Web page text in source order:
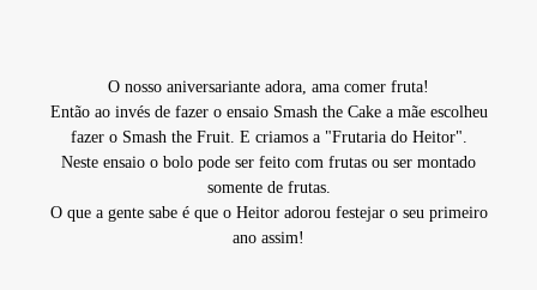
O nosso aniversariante adora, ama comer fruta!
Então ao invés de fazer o ensaio Smash the Cake a mãe escolheu
fazer o Smash the Fruit. E criamos a "Frutaria do Heitor".
Neste ensaio o bolo pode ser feito com frutas ou ser montado
somente de frutas.
O que a gente sabe é que o Heitor adorou festejar o seu primeiro
ano assim!